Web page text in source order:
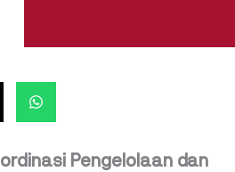
Pengelolaan dan